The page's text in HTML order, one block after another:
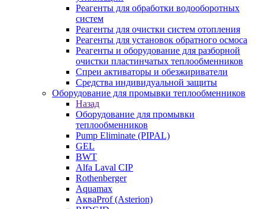
Реагенты для обработки водооборотных
систем
Реагенты для очистки систем отопления
Реагенты для установок обратного осмоса
Реагенты и оборудование для разборной
очистки пластинчатых теплообменников
Спреи активаторы и обезжириватели
Средства индивидуальной защиты
Оборудование для промывки теплообменников
Назад
Оборудование для промывки
теплообменников
Pump Eliminate (PIPAL)
GEL
BWT
Alfa Laval CIP
Rothenberger
Aquamax
АкваProf (Asterion)